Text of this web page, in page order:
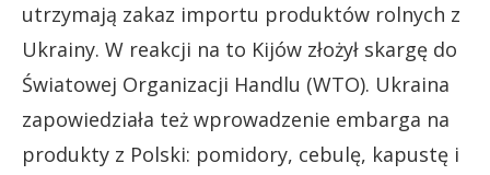
utrzymają zakaz importu produktów rolnych z
Ukrainy. W reakcji na to Kijów złożył skargę do
Światowej Organizacji Handlu (WTO). Ukraina
zapowiedziała też wprowadzenie embarga na
produkty z Polski: pomidory, cebulę, kapustę i